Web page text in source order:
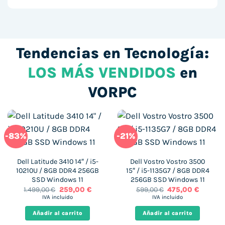
Tendencias en Tecnología:
LOS MÁS VENDIDOS en
VORPC
-83%
Dell Latitude 3410 14″ / i5-
10210U / 8GB DDR4 256GB
SSD Windows 11
1.499,00€ El
precio
era:
1.499,00 €.
259,00 €El
IVA incluido
Añadir al carrito
-21%
Dell Vostro Vostro 3500
15″ / i5-1135G7 / 8GB DDR4
256GB SSD Windows 11
599,00€ El
precio
era:
599,00 €.
475,00€El
es:
475,00
IVA incluido
Añadir al carrito